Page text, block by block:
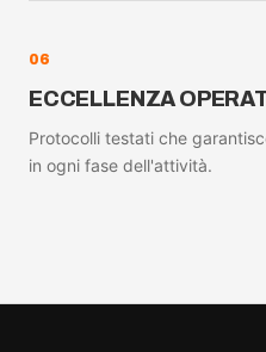
06
ECCELLENZA
Protocolli testati che
in ogni fase dell'attività.